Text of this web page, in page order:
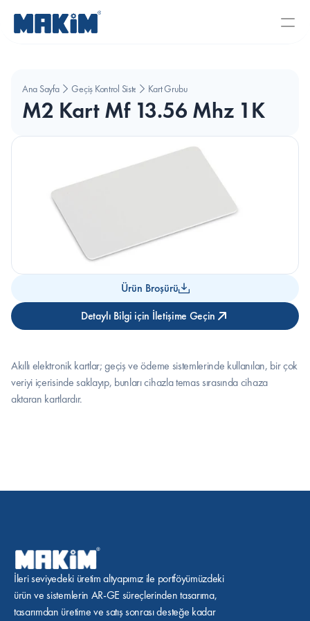
Ana Sayfa Geçiş Kontrol SistemleriKart Grubu
M2 Kart Mf 13.56 Mhz 1K
Ürün Broşürü
Detaylı Bilgi için İletişime Geçin
Akıllı elektronik kartlar; geçiş ve ödeme sistemlerinde kullanılan, bir çok
veriyi içerisinde saklayıp, bunları cihazla temas sırasında cihaza
aktaran kartlardır.
İleri seviyedeki üretim altyapımız ile portföyümüzdeki
ürün ve sistemlerin AR-GE süreçlerinden tasarıma,
tasarımdan üretime ve satış sonrası desteğe kadar